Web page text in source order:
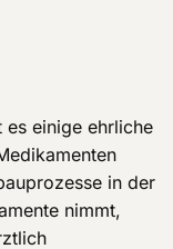
es einige ehrliche
in der
nimmt,